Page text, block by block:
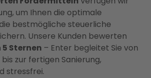
um Ihnen die optimale
bestmögliche steuerliche
Unsere Kunden bewerten
5 Sternen – Enter begleitet Sie von
zur fertigen Sanierung,
stressfrei.